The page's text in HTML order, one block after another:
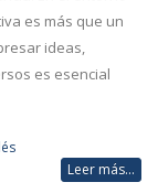
es más que un
ideas,
es esencial
Leer más...